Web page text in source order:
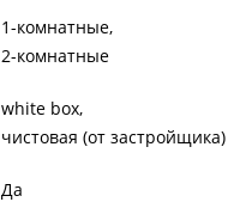
1-комнатные
2-комнатные
white box
чистовая (от застройщика)
Да